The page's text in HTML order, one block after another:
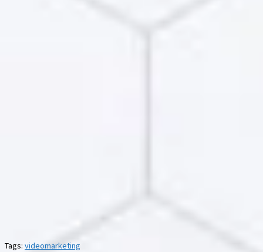
Tags: videomarketing